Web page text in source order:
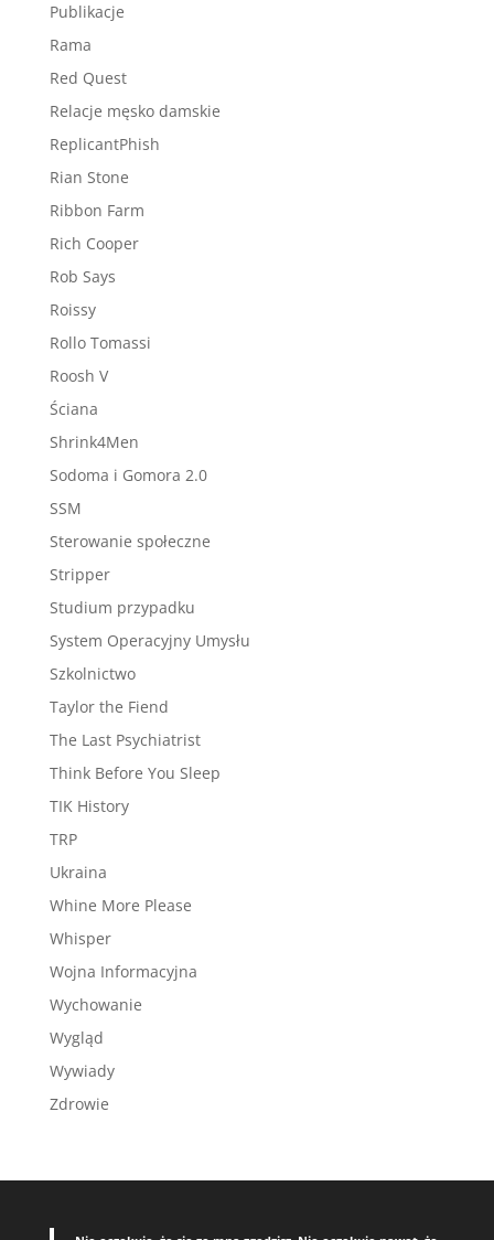
Publikacje
Rama
Red Quest
Relacje męsko damskie
ReplicantPhish
Rian Stone
Ribbon Farm
Rich Cooper
Rob Says
Roissy
Rollo Tomassi
Roosh V
Ściana
Shrink4Men
Sodoma i Gomora 2.0
SSM
Sterowanie społeczne
Stripper
Studium przypadku
System Operacyjny Umysłu
Szkolnictwo
Taylor the Fiend
The Last Psychiatrist
Think Before You Sleep
TIK History
TRP
Ukraina
Whine More Please
Whisper
Wojna Informacyjna
Wychowanie
Wygląd
Wywiady
Zdrowie